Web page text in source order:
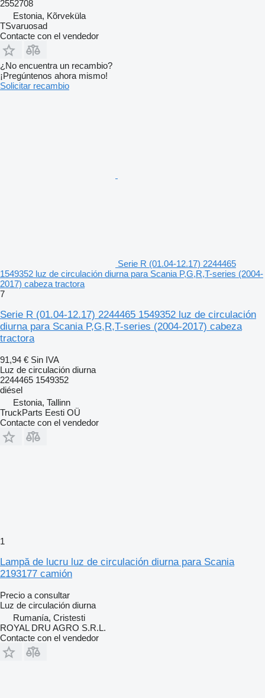
2552708
Estonia, Kõrveküla
TSvaruosad
Contacte con el vendedor
¿No encuentra un recambio?
¡Pregúntenos ahora mismo!
Solicitar recambio
Serie R (01.04-12.17) 2244465
1549352 luz de circulación diurna para Scania P,G,R,T-series (2004-
2017) cabeza tractora
7
Serie R (01.04-12.17) 2244465 1549352 luz de circulación
diurna para Scania P,G,R,T-series (2004-2017) cabeza
tractora
91,94 € Sin IVA
Luz de circulación diurna
2244465 1549352
diésel
Estonia, Tallinn
TruckParts Eesti OÜ
Contacte con el vendedor
1
Lampă de lucru luz de circulación diurna para Scania
2193177 camión
Precio a consultar
Luz de circulación diurna
Rumanía, Cristesti
ROYAL DRU AGRO S.R.L.
Contacte con el vendedor